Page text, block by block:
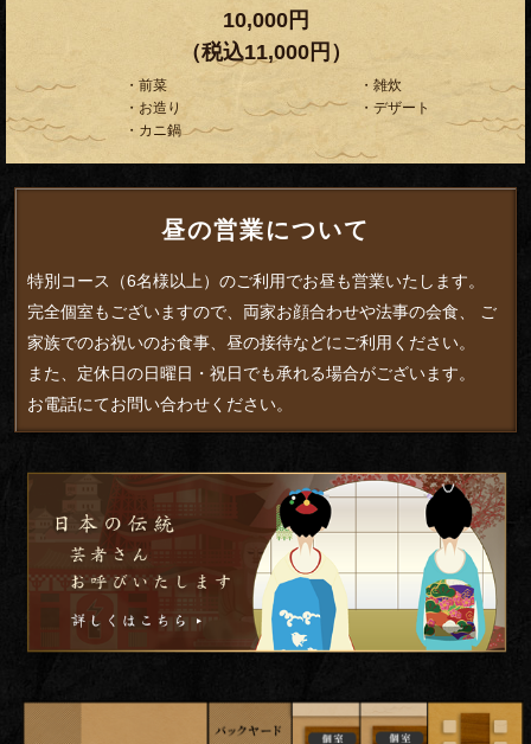
10,000円
（税込11,000円）
・前菜
・お造り
・カニ鍋
・雑炊
・デザート
昼の営業について
特別コース（6名様以上）のご利用でお昼も営業いたします。
完全個室もございますので、両家お顔合わせや法事の会食、 ご
家族でのお祝いのお食事、昼の接待などにご利用ください。
また、定休日の日曜日・祝日でも承れる場合がございます。
お電話にてお問い合わせください。